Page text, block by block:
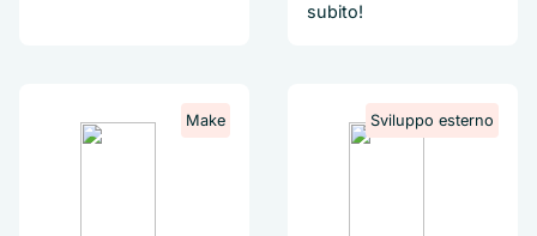
subito!
Make Sviluppo esterno